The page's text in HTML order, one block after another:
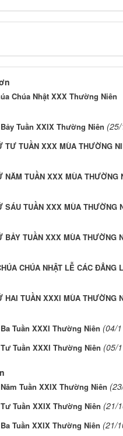
Chúa Nhật XXX Thường Niên
Tuần XXIX Thường Niên
TƯ TUẦN XXX MÙA THƯỜNG
NĂM TUẦN XXX MÙA THƯỜNG
SÁU TUẦN XXX MÙA THƯỜNG
BẢY TUẦN XXX MÙA THƯỜNG
CHÚA NHẬT LỄ CÁC ĐẲNG
HAI TUẦN XXXI MÙA THƯỜNG
Tuần XXXI Thường Niên (04/
Tuần XXXI Thường Niên (05/
Tuần XXIX Thường Niên
Tuần XXIX Thường Niên (21/
Tuần XXIX Thường Niên (21/